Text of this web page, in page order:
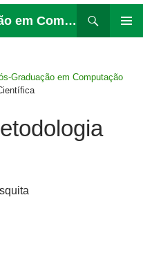
Programa de Pós-Graduação em Computação Aplicada
para
Graduação em Computação